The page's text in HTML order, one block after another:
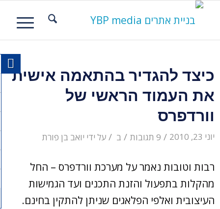
כיצד להגדיר בהתאמה אישית
את העמוד הראשי של
וורדפרס
יוני 23, 2010 / 9 תגובות / ב / על ידי יואב בן פורת
רבות וטובות נאמר על מערכת וורדפרס – החל
מהקלות בתפעול והזנת התכנים ועד הגמישות
העיצובית ואלפי הפלאגים שניתן להתקין בחינם.